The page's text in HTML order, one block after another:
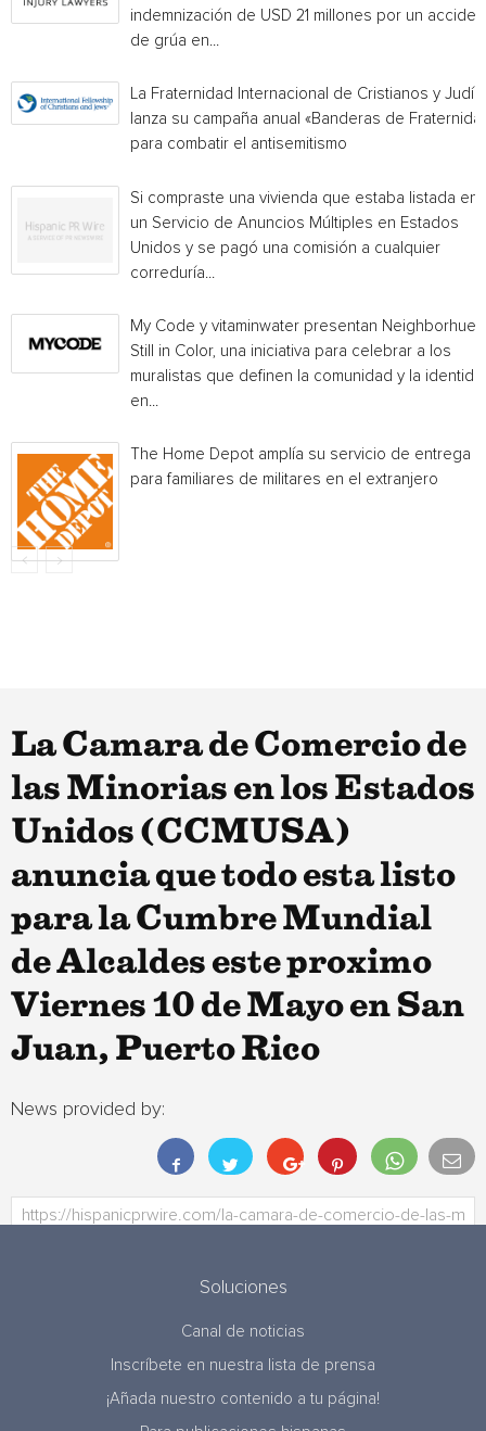
indemnización de USD 21 millones por un
de grúa en...
La Fraternidad Internacional de Cristianos y
lanza su campaña anual «Banderas de
para combatir el antisemitismo
Si compraste una vivienda que estaba listada en
un Servicio de Anuncios Múltiples en Estados
Unidos y se pagó una comisión a cualquier
correduría...
My Code y vitaminwater presentan Neighborhue:
Still in Color, una iniciativa para celebrar a los
muralistas que definen la comunidad y la
en...
The Home Depot amplía su servicio de entrega
para familiares de militares en el extranjero
La Camara de Comercio de
las Minorias en los Estados
Unidos (CCMUSA)
anuncia que todo esta listo
para la Cumbre Mundial
de Alcaldes este proximo
Viernes 10 de Mayo en San
Juan, Puerto Rico
News provided by:
Soluciones
Canal de noticias
Inscríbete en nuestra lista de prensa
¡Añada nuestro contenido a tu página!